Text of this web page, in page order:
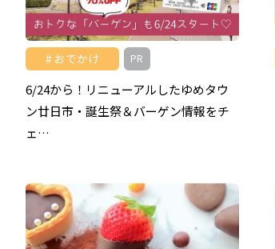
おでかけ PR
6/24から！リニューアルしたゆめタウ
ン廿日市・誕生祭＆バーゲン情報をチ
ェ…